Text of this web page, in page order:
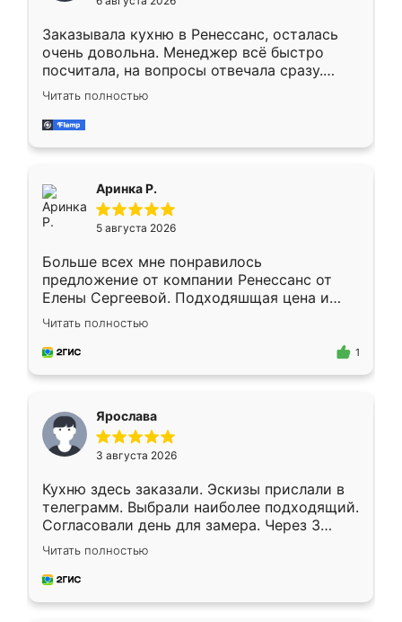
мебели буду заказывать только здесь.
Заказывала кухню в Ренессанс, осталась
очень довольна. Менеджер всё быстро
посчитала, на вопросы отвечала сразу.
Замерщик приехал в субботу, подошёл к
делу со всей ответственностью. Собрали
за день, ребята работали аккуратно, даже
Читать полностью
Аринка Р.
5 августа 2026
Больше всех мне понравилось
предложение от компании Ренессанс от
Елены Сергеевой. Подходяшщая цена и
короткие сроки изготовления. Приехавший
для замера сотрудник Владислав
предложил по моему эскизу самый
Читать полностью
1
Ярослава
3 августа 2026
Кухню здесь заказали. Эскизы прислали в
телеграмм. Выбрали наиболее подходящий.
Согласовали день для замера. Через 3
недели кухня была уже готова. Остались
довольны работой. Спасибо Ренессанс
мебель за качественную работу!
Читать полностью